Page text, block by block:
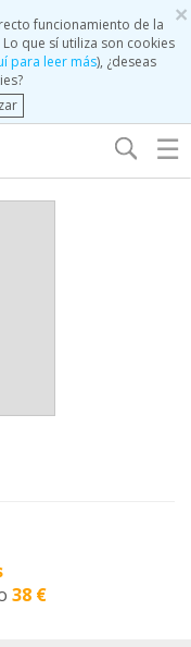
×
funcionamiento de la
que sí utiliza son cookies
para leer más), ¿deseas
☰
38 €